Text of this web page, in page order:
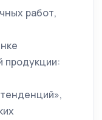
работ,
продукции: